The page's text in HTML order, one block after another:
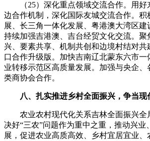
（25）深化重点领域交流合作。用好
边合作机制，深化国际友城交流合作。积
展、长三角一体化发展、粤港澳大湾区建
持续加强吉港澳、吉台经贸文化交流。聚
兴、要素共享、机制共创和边境村结对
口合作升级版。加快吉南辽北蒙东六市
业转移示范区高质量发展。加强与央企、
类商协会合作。
八、扎实推进乡村全面振兴，争当
农业农村现代化关系吉林全面振兴全
决好“三农”问题作为重中之重，推动兴业
展，促进农业高质高效、乡村宜居宜业、